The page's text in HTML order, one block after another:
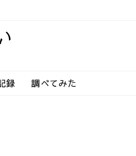
録 調べてみた